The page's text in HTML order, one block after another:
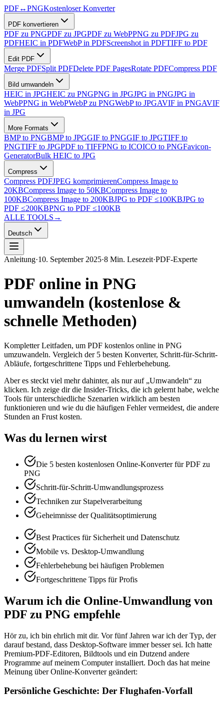
PDF↔PNGKostenloser Konverter
PDF konvertieren
PDF zu PNGPDF zu JPGPDF zu WebPPNG zu PDFJPG zu
PDFHEIC in PDFWebP in PDFScreenshot in PDFTIFF to PDF
Edit PDF
Merge PDFSplit PDFDelete PDF PagesRotate PDFCompress PDF
Bild umwandeln
HEIC in JPGHEIC zu PNGPNG in JPGJPG in PNGJPG in
WebPPNG in WebPWebP zu PNGWebP to JPGAVIF in PNGAVIF
in JPG
More Formats
BMP to PNGBMP to JPGGIF to PNGGIF to JPGTIFF to
PNGTIFF to JPGPDF to TIFFPNG to ICOICO to PNGFavicon-
GeneratorBulk HEIC to JPG
Compress
Compress PDFJPEG komprimierenCompress Image to
20KBCompress Image to 50KBCompress Image to
100KBCompress Image to 200KBJPG to PDF ≤100KBJPG to
PDF ≤200KBPNG to PDF ≤100KB
ALLE TOOLS →
Deutsch
Anleitung·10. September 2025·8 Min. Lesezeit·PDF-Experte
PDF online in PNG
umwandeln (kostenlose &
schnelle Methoden)
Kompletter Leitfaden, um PDF kostenlos online in PNG
umzuwandeln. Vergleich der 5 besten Konverter, Schritt-für-Schritt-
Abläufe, fortgeschrittene Tipps und Fehlerbehebung.
Aber es steckt viel mehr dahinter, als nur auf „Umwandeln“ zu
klicken. Ich zeige dir die Insider-Tricks, die ich gelernt habe, welche
Tools für unterschiedliche Szenarien wirklich am besten
funktionieren und wie du die häufigen Fehler vermeidest, die andere
Stunden an Frust kosten.
Was du lernen wirst
Die 5 besten kostenlosen Online-Konverter für PDF zu
PNG
Schritt-für-Schritt-Umwandlungsprozess
Techniken zur Stapelverarbeitung
Geheimnisse der Qualitätsoptimierung
Best Practices für Sicherheit und Datenschutz
Mobile vs. Desktop-Umwandlung
Fehlerbehebung bei häufigen Problemen
Fortgeschrittene Tipps für Profis
Warum ich die Online-Umwandlung von
PDF zu PNG empfehle
Hör zu, ich bin ehrlich mit dir. Vor fünf Jahren war ich der Typ, der
darauf bestand, dass Desktop-Software immer besser sei. Ich hatte
Premium-PDF-Editoren, Bildtools und ein Dutzend andere
Programme auf meinem Computer installiert. Doch das hat meine
Meinung über Online-Konverter geändert:
Persönliche Geschichte: Der Flughafen-Vorfall